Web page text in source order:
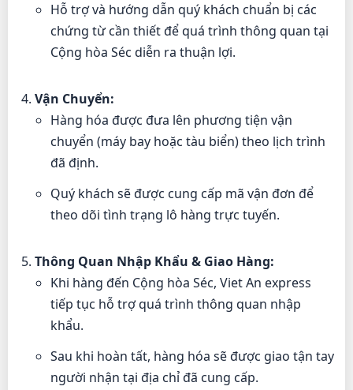
Hỗ trợ và hướng dẫn quý khách chuẩn bị các
chứng từ cần thiết để quá trình thông quan tại
Cộng hòa Séc diễn ra thuận lợi.
Vận Chuyển:
Hàng hóa được đưa lên phương tiện vận
chuyển (máy bay hoặc tàu biển) theo lịch trình
đã định.
Quý khách sẽ được cung cấp mã vận đơn để
theo dõi tình trạng lô hàng trực tuyến.
Thông Quan Nhập Khẩu & Giao Hàng:
Khi hàng đến Cộng hòa Séc, Viet An express
tiếp tục hỗ trợ quá trình thông quan nhập
khẩu.
Sau khi hoàn tất, hàng hóa sẽ được giao tận tay
người nhận tại địa chỉ đã cung cấp.